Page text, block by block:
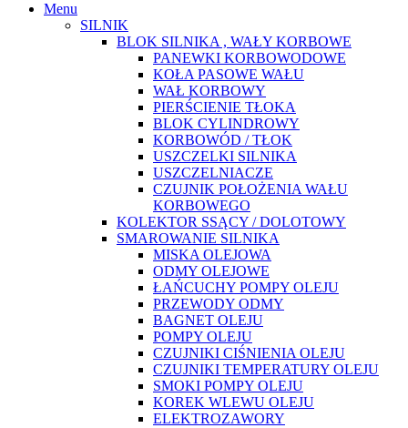
Menu
SILNIK
BLOK SILNIKA , WAŁY KORBOWE
PANEWKI KORBOWODOWE
KOŁA PASOWE WAŁU
WAŁ KORBOWY
PIERŚCIENIE TŁOKA
BLOK CYLINDROWY
KORBOWÓD / TŁOK
USZCZELKI SILNIKA
USZCZELNIACZE
CZUJNIK POŁOŻENIA WAŁU
KORBOWEGO
KOLEKTOR SSĄCY / DOLOTOWY
SMAROWANIE SILNIKA
MISKA OLEJOWA
ODMY OLEJOWE
ŁAŃCUCHY POMPY OLEJU
PRZEWODY ODMY
BAGNET OLEJU
POMPY OLEJU
CZUJNIKI CIŚNIENIA OLEJU
CZUJNIKI TEMPERATURY OLEJU
SMOKI POMPY OLEJU
KOREK WLEWU OLEJU
ELEKTROZAWORY